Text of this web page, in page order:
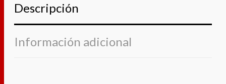
Descripción
Información adicional